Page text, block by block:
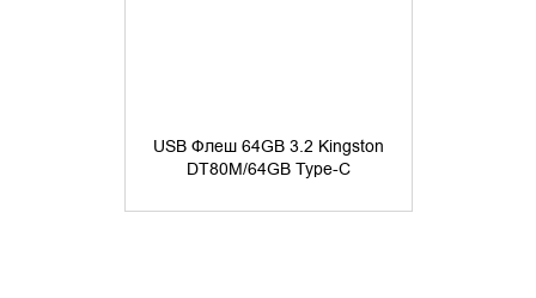
USB Флеш 64GB 3.2 Kingston
DT80M/64GB Type-C